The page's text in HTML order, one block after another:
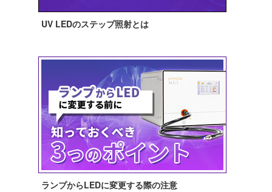
UV LEDのステップ照射とは
ランプからLEDに変更する際の注意